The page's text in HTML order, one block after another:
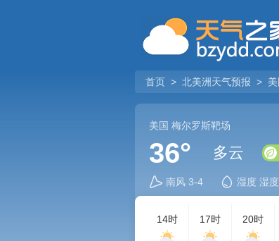
首页 > 北美洲天气预报 >
美国 梅尔罗斯靶场
36° 多云
南风 3-4 湿度 湿度
14时 17时 20时